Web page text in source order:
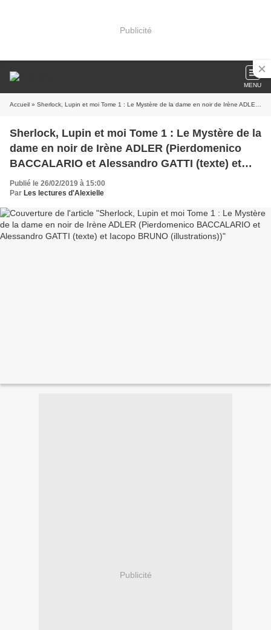
Publicité
MENU
Accueil » Sherlock, Lupin et moi Tome 1 : Le Mystère de la dame en noir de Irène ADLER (Pierdomenico BACCALARIO et Alessandro GATTI (texte) et Iacopo BRUNO (illustrations))
Sherlock, Lupin et moi Tome 1 : Le Mystère de la
dame en noir de Irène ADLER (Pierdomenico
BACCALARIO et Alessandro GATTI (texte) et
Iacopo BRUNO (illustrations))
Publié le 26/02/2019 à 15:00
Par Les lectures d'Alexielle
Publicité